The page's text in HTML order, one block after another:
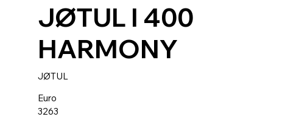
JØTUL I 400
HARMONY
JØTUL
Euro
3263